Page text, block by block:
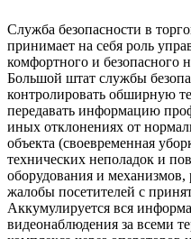
Служба безопасности в
принимает на себя роль
комфортного и безопасного
Большой штат службы
контролировать обширную
передавать информацию
иных отклонениях от
объекта (своевременная
технических неполадок и
оборудования и механизмов,
жалобы посетителей с
Аккумулируется вся
видеонаблюдения за всеми